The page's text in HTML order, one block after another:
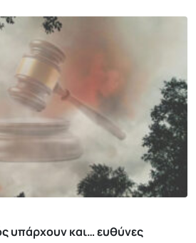
υπάρχουν και… ευθύνες